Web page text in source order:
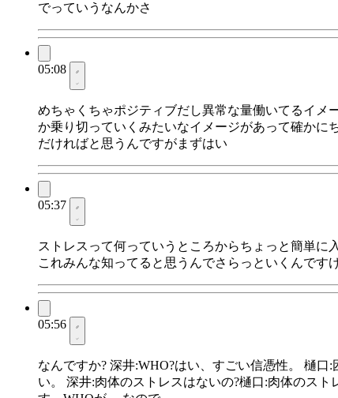
でっていうなんかさ
05:08
めちゃくちゃポジティブだし異常な量働いてるイメ
か乗り切っていくみたいなイメージがあって確かに
だければと思うんですがまずはい
05:37
ストレスって何っていうところからちょっと簡単
これみんな知ってると思うんでさらっといくんです
05:56
なんですか? 深井:WHO?はい、すごい信憑性。 樋
い。 深井:肉体のストレスはないの?樋口:肉体のス